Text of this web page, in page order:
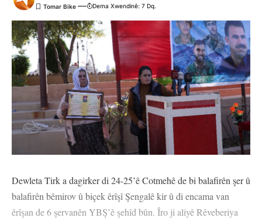
Dema Xwendinê: 7 Dq.
Dewleta Tirk a dagirker di 24-25’ê Cotmehê de bi balafirên şer û
balafirên bêmirov û biçek êrîşî Şengalê kir û di encama van
êrîşan de 6 şervanên YBŞ’ê şehîd bûn. Îro ji aliyê Rêveberiya